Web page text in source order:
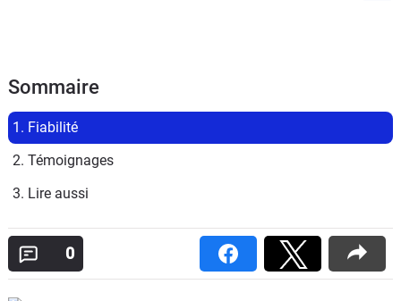
Sommaire
1. Fiabilité
2. Témoignages
3. Lire aussi
0